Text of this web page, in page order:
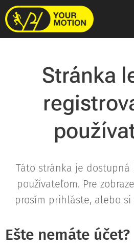
Stránka
Táto stránka je dostupná
používateľom. Pre
prosím prihláste, alebo si
Ešte nemáte účet?